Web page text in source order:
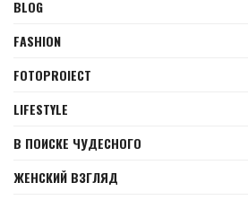
BLOG
FASHION
FOTOPROIECT
LIFESTYLE
В ПОИСКЕ ЧУДЕСНОГО
ЖЕНСКИЙ ВЗГЛЯД